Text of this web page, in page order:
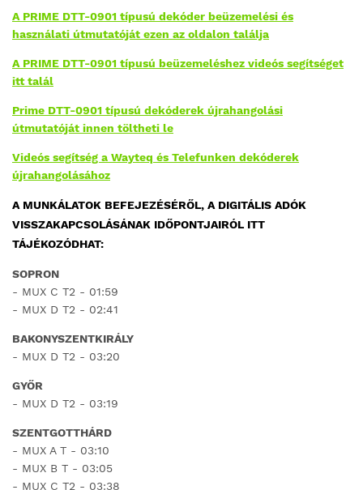
A PRIME DTT-0901 típusú dekóder beüzemelési és
használati útmutatóját ezen az oldalon találja
A PRIME DTT-0901 típusú beüzemeléshez videós segítséget
itt talál
Prime DTT-0901 típusú dekóderek újrahangolási
útmutatóját innen töltheti le
Videós segítség a Wayteq és Telefunken dekóderek
újrahangolásához
A MUNKÁLATOK BEFEJEZÉSÉRŐL, A DIGITÁLIS ADÓK
VISSZAKAPCSOLÁSÁNAK IDŐPONTJAIRÓL ITT
TÁJÉKOZÓDHAT:
SOPRON
- MUX C T2 - 01:59
- MUX D T2 - 02:41
BAKONYSZENTKIRÁLY
- MUX D T2 - 03:20
GYŐR
- MUX D T2 - 03:19
SZENTGOTTHÁRD
- MUX A T - 03:10
- MUX B T - 03:05
- MUX C T2 - 03:38